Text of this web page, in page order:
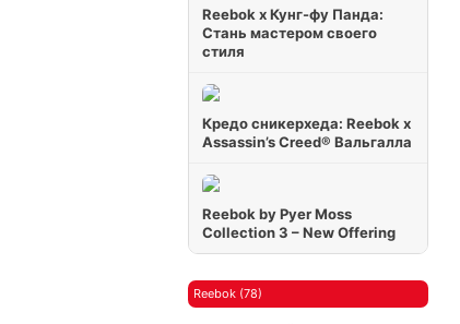
Reebok x Кунг-фу Панда:
Стань мастером своего
стиля
Кредо сникерхеда: Reebok x
Assassin’s Creed® Вальгалла
Reebok by Pyer Moss
Collection 3 – New Offering
Reebok (78)